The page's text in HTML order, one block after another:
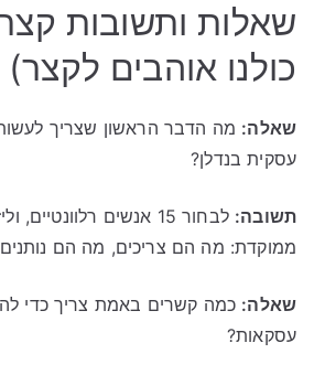
שאלות ותשובות
כולנו אוהבים לקצר)
שאלה: מה הדבר הראשון שצריך
עסקית בנדלן?
תשובה:
לבחור 15 אנשים
ממוקדת: מה הם צריכים, מה הם
שאלה: כמה קשרים באמת צריך כדי
עסקאות?